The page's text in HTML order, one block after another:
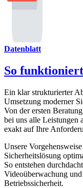
Datenblatt
So
Ein klar strukturierter
Umsetzung moderner
Von der ersten
bei uns alle Leistungen
exakt auf Ihre
Unsere
Sicherheitslösung
So entstehen
Videoüberwachung
Betriebssicherheit.